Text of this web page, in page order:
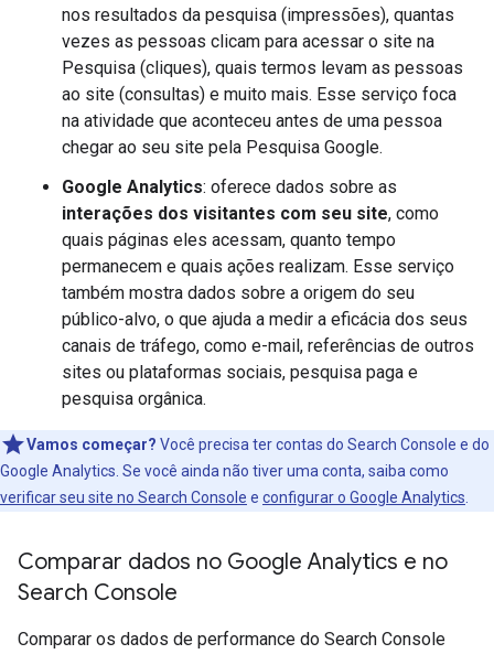
nos resultados da pesquisa (impressões), quantas
vezes as pessoas clicam para acessar o site na
Pesquisa (cliques), quais termos levam as pessoas
ao site (consultas) e muito mais. Esse serviço foca
na atividade que aconteceu antes de uma pessoa
chegar ao seu site pela Pesquisa Google.
Google Analytics: oferece dados sobre as
interações dos visitantes com seu site, como
quais páginas eles acessam, quanto tempo
permanecem e quais ações realizam. Esse serviço
também mostra dados sobre a origem do seu
público-alvo, o que ajuda a medir a eficácia dos seus
canais de tráfego, como e-mail, referências de outros
sites ou plataformas sociais, pesquisa paga e
pesquisa orgânica.
Vamos começar? Você precisa ter contas do Search Console e do
Google Analytics. Se você ainda não tiver uma conta, saiba como
verificar seu site no Search Console e configurar o Google Analytics
Comparar dados no Google Analytics e no
Search Console
Comparar os dados de performance do Search Console